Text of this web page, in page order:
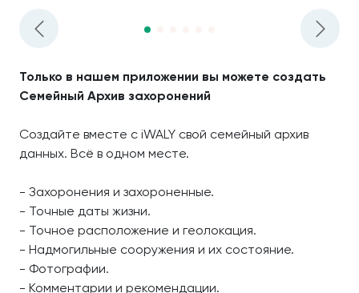
Только в нашем приложении вы можете создать
Семейный Архив захоронений
Создайте вместе с iWALY свой семейный архив
данных. Всё в одном месте.
- Захоронения и захороненные.
- Точные даты жизни.
- Точное расположение и геолокация.
- Надмогильные сооружения и их состояние.
- Фотографии.
- Комментарии и рекомендации.